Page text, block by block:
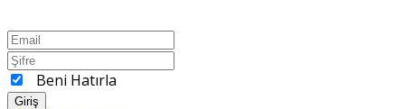
Beni Hatırla
Giriş